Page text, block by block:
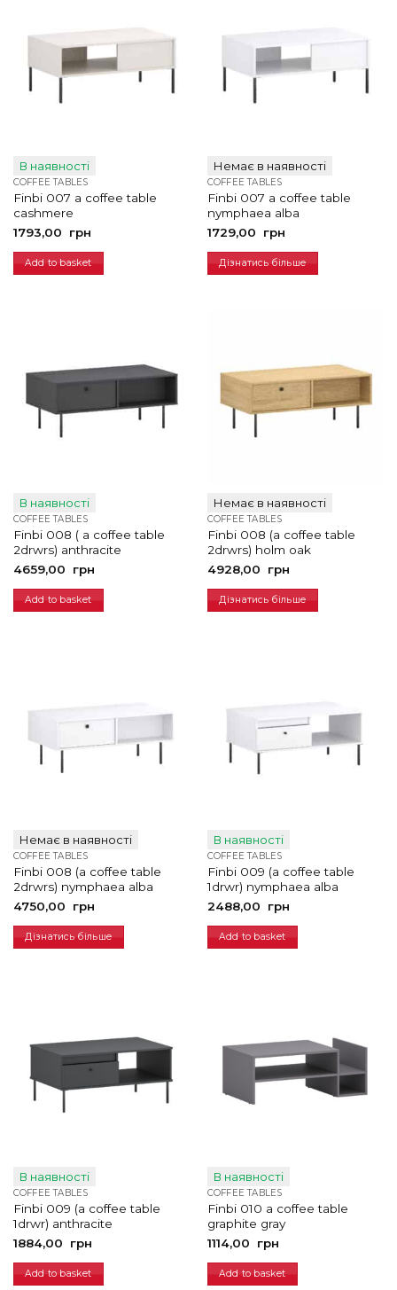
В наявності
COFFEE TABLES
Finbi 007 a coffee table
cashmere
1793,00
грн
Add to basket
Немає в наявності
COFFEE TABLES
Finbi 007 a coffee table
nymphaea alba
1729,00
грн
Дізнатись більше
В наявності
COFFEE TABLES
Finbi 008 ( a coffee table
2drwrs) anthracite
4659,00
грн
Add to basket
Немає в наявності
COFFEE TABLES
Finbi 008 (a coffee table
2drwrs) holm oak
4928,00
грн
Дізнатись більше
Немає в наявності
COFFEE TABLES
Finbi 008 (a coffee table
2drwrs) nymphaea alba
4750,00
грн
Дізнатись більше
В наявності
COFFEE TABLES
Finbi 009 (a coffee table
1drwr) nymphaea alba
2488,00
грн
Add to basket
В наявності
COFFEE TABLES
Finbi 009 (a coffee table
1drwr) anthracite
1884,00
грн
Add to basket
В наявності
COFFEE TABLES
Finbi 010 a coffee table
graphite gray
1114,00
грн
Add to basket